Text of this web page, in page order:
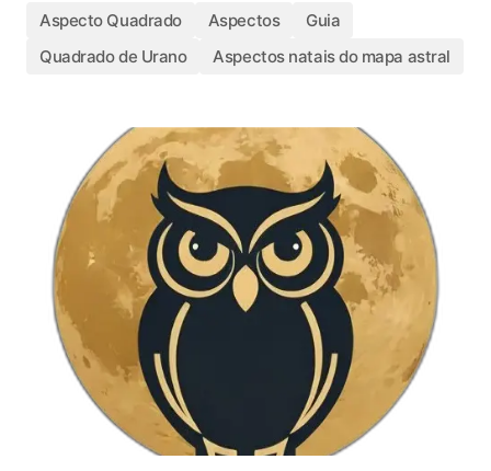
Aspecto Quadrado Aspectos
Guia
Quadrado de Urano
Aspectos natais do mapa astral